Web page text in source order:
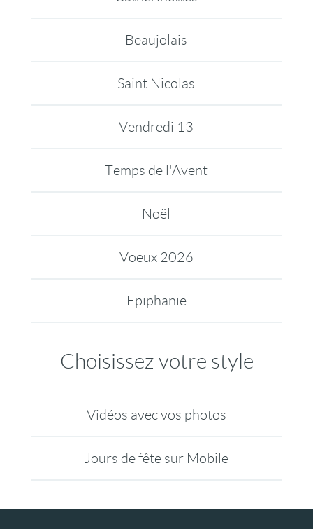
Beaujolais
Saint Nicolas
Vendredi 13
Temps de l'Avent
Noël
Voeux 2026
Epiphanie
Choisissez votre style
Vidéos avec vos photos
Jours de fête sur Mobile